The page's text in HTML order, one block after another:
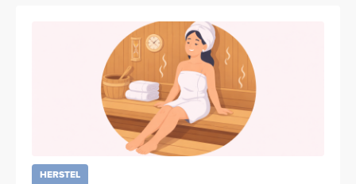
HERSTEL